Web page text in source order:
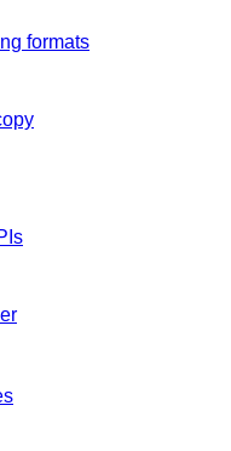
formats